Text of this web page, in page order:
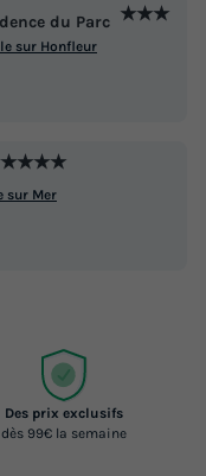
du Parc ★★★
sur Honfleur
sur Mer
Des prix exclusifs
dès 99€ la semaine